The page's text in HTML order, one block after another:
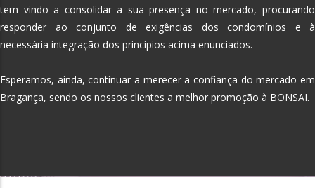
tem vindo a consolidar a sua presença no mercado, procurando
responder ao conjunto de exigências dos condomínios e à
necessária integração dos princípios acima enunciados.
Esperamos, ainda, continuar a merecer a confiança do mercado em
Bragança, sendo os nossos clientes a melhor promoção à BONSAI.